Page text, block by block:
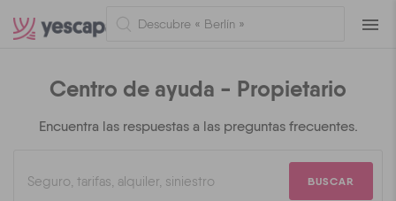
Centro de ayuda - Propietario
Encuentra las respuestas a las preguntas frecuentes.
BUSCAR